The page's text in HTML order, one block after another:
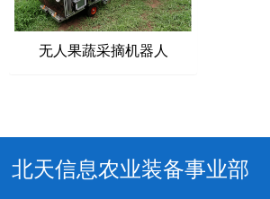
无人果蔬采摘机器人
北天信息农业装备事业部